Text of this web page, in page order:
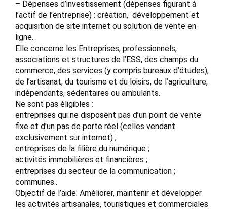
– Dépenses d’investissement (dépenses figurant à
l’actif de l’entreprise) : création, développement et
acquisition de site internet ou solution de vente en
ligne. .
Elle concerne les Entreprises, professionnels,
associations et structures de l’ESS, des champs du
commerce, des services (y compris bureaux d’études),
de l’artisanat, du tourisme et du loisirs, de l’agriculture,
indépendants, sédentaires ou ambulants.
Ne sont pas éligibles :
entreprises qui ne disposent pas d’un point de vente
fixe et d’un pas de porte réel (celles vendant
exclusivement sur internet) ;
entreprises de la filière du numérique ;
activités immobilières et financières ;
entreprises du secteur de la communication ;
communes..
Objectif de l’aide: Améliorer, maintenir et développer
les activités artisanales, touristiques et commerciales